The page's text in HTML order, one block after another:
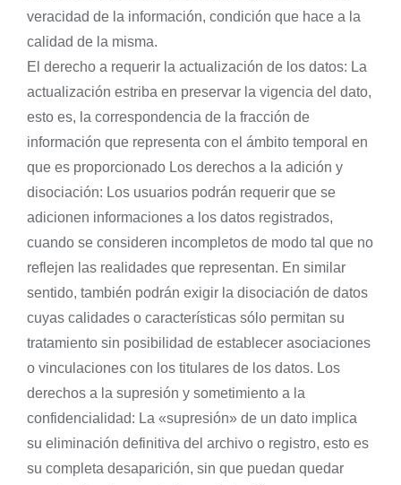
veracidad de la información, condición que hace a la
calidad de la misma.
El derecho a requerir la actualización de los datos: La
actualización estriba en preservar la vigencia del dato,
esto es, la correspondencia de la fracción de
información que representa con el ámbito temporal en
que es proporcionado Los derechos a la adición y
disociación: Los usuarios podrán requerir que se
adicionen informaciones a los datos registrados,
cuando se consideren incompletos de modo tal que no
reflejen las realidades que representan. En similar
sentido, también podrán exigir la disociación de datos
cuyas calidades o características sólo permitan su
tratamiento sin posibilidad de establecer asociaciones
o vinculaciones con los titulares de los datos. Los
derechos a la supresión y sometimiento a la
confidencialidad: La «supresión» de un dato implica
su eliminación definitiva del archivo o registro, esto es
su completa desaparición, sin que puedan quedar